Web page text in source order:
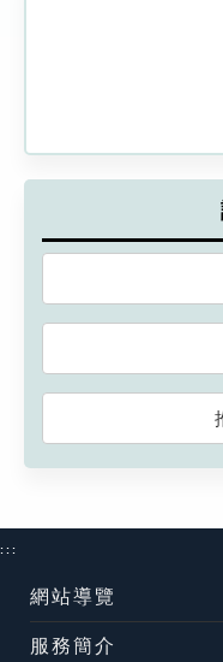
:::
網站導覽
服務簡介